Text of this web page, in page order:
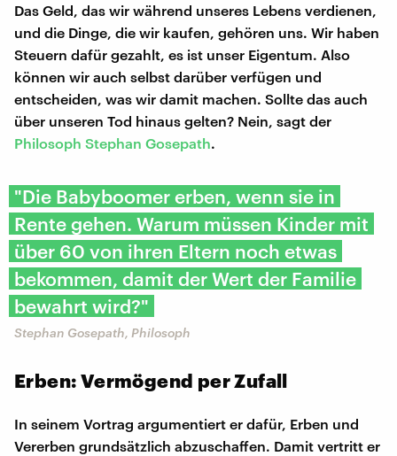
Das Geld, das wir während unseres Lebens verdienen,
und die Dinge, die wir kaufen, gehören uns. Wir haben
Steuern dafür gezahlt, es ist unser Eigentum. Also
können wir auch selbst darüber verfügen und
entscheiden, was wir damit machen. Sollte das auch
über unseren Tod hinaus gelten? Nein, sagt der
Philosoph Stephan Gosepath.
"Die Babyboomer erben, wenn sie in
Rente gehen. Warum müssen Kinder mit
über 60 von ihren Eltern noch etwas
bekommen, damit der Wert der Familie
bewahrt wird?"
Stephan Gosepath, Philosoph
Erben: Vermögend per Zufall
In seinem Vortrag argumentiert er dafür, Erben und
Vererben grundsätzlich abzuschaffen. Damit vertritt er